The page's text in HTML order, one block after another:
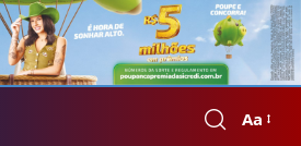
Font
Aa